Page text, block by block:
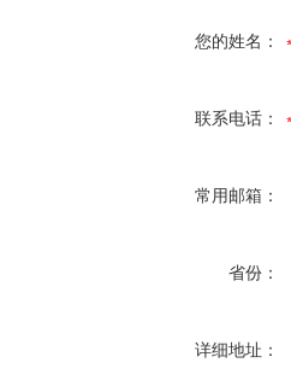
您的姓名：
联系电话：
常用邮箱：
省份：
详细地址：